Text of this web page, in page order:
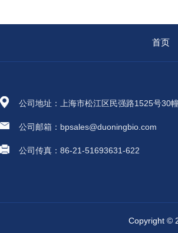
首页
公司地址：上海市松江区民强路1525号30
公司邮箱：bpsales@duoningbio.com
公司传真：86-21-51693631-622
Copyright ©